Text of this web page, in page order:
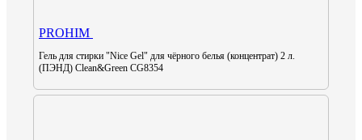
PROHIM
Гель для стирки "Nice Gel" для чёрного белья (концентрат) 2 л.
(ПЭНД) Clean&Green CG8354